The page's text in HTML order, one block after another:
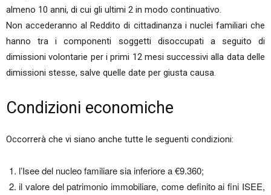
almeno 10 anni, di cui gli ultimi 2 in modo continuativo.
Non accederanno al Reddito di cittadinanza i nuclei familiari che
hanno tra i componenti soggetti disoccupati a seguito di
dimissioni volontarie per i primi 12 mesi successivi alla data delle
dimissioni stesse, salve quelle date per giusta causa.
Condizioni economiche
Occorrerà che vi siano anche tutte le seguenti condizioni:
l’Isee del nucleo familiare sia inferiore a €9.360;
il valore del patrimonio immobiliare, come definito ai fini ISEE,